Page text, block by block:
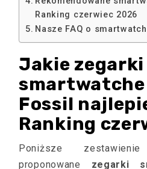
Ranking czerwiec 2026
Nasze FAQ o
Jakie zegarki
smartwatche
Fossil
Ranking
Poniższe
proponowane zegarki